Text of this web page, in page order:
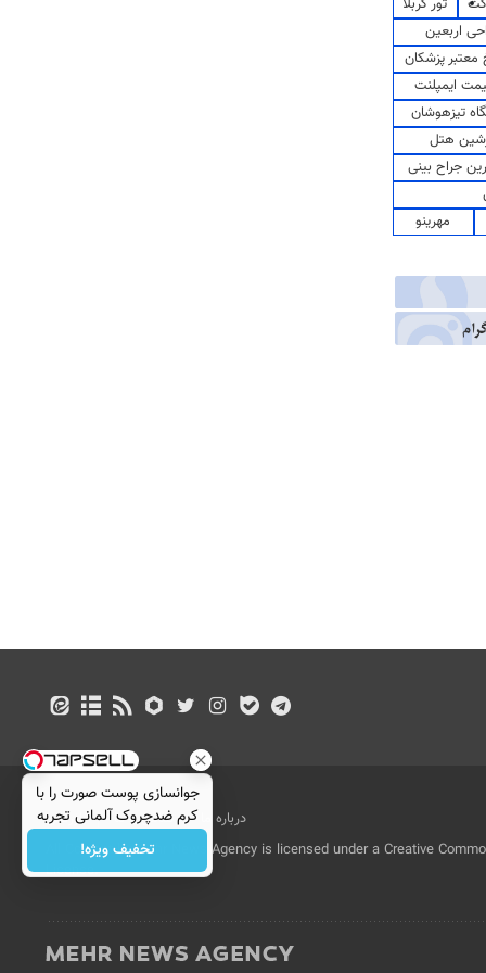
اربعین
پزشکان
ایمپلنت
تیزهوشان
هتل
جراح بینی
مهرینو
درباره ما تماس با ما
بازرگانی
All Content by Mehr News Agency is licensed under a Creative
License.
جوانسازی پوست صورت را با
کرم ضدچروک آلمانی تجربه
کنید!
تخفیف ویژه!